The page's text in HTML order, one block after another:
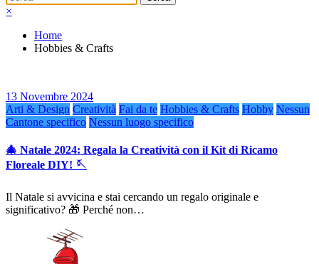
×
Home
Hobbies & Crafts
13 Novembre 2024
Arti & Design Creatività Fai da te Hobbies & Crafts Hobby Nessun
Cantone specifico Nessun luogo specifico
🎄 Natale 2024: Regala la Creatività con il Kit di Ricamo
Floreale DIY! 🪡
Il Natale si avvicina e stai cercando un regalo originale e
significativo? 🎁 Perché non…